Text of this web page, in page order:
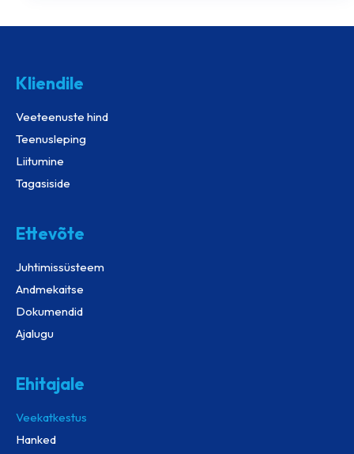
Kliendile
Veeteenuste hind
Teenusleping
Liitumine
Tagasiside
Ettevõte
Juhtimissüsteem
Andmekaitse
Dokumendid
Ajalugu
Ehitajale
Veekatkestus
Hanked